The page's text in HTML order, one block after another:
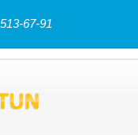
513-67-91